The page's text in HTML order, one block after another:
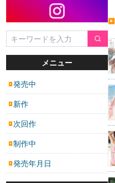
メニュー
▶発売中
▶ 新作
▶ 次回作
▶制作中
▶発売年月日
▶